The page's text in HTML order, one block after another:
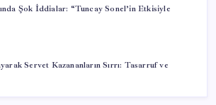
Şok İddialar: “Tuncay Sonel’in Etkisiyle
Servet Kazananların Sırrı: Tasarruf ve